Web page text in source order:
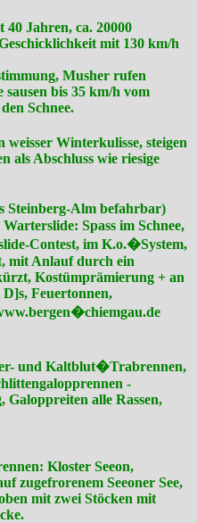
40 Jahren, ca. 20000
mit 130 km/h
Musher rufen
sausen bis 35 km/h vom
Schnee.
Winterkulisse, steigen
als Abschluss wie riesige
Steinberg-Alm befahrbar)
Spass im Schnee,
Contest, im K.o.�System,
mit Anlauf durch ein
Kostümprämierung + an
Feuertonnen,
und Kaltblut�Trabrennen,
-
alle Rassen,
Kloster Seeon,
zugefrorenem Seeoner See,
mit zwei Stöcken mit